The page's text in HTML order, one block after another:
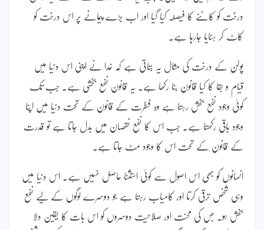
درخت کو کاٹنے کا فیصلہ کیا گیا اور اب بڑے پیمانے پر اس درخت کو
کاٹ کر ہٹایا جارہا ہے۔
پولن کے درخت کی مثال یہ بتاتی ہے کہ خدا نے اپنی اس دنیا میں
قیام و بقا کا کیا قانون بنا رکھا ہے۔ یہ قانون نفع بخشی ہے۔ جب تک
کوئی وجود نفع بخش رہتا ہے وہ فطرت کے قانون کے تحت دنیا میں اپنا
وجود باقی رکھتا ہے۔ جب اس کا نفع نقصان میں بدل جاتا ہے تو قدرت
کے قانون کے تحت اس کا وجود مٹ جاتا ہے۔
انسانوں کو بھی اس اصول سے کوئی استثنا حاصل نہیں ہے۔ اس دنیا میں
وہی شخص ترقی کرتا اور کامیاب رہتا ہے جو دوسرے لوگوں کے لیے نفع
بخش ہو۔ جس کی محنت اور صلاحیت دوسروں کو اس بات کا یقین دلا